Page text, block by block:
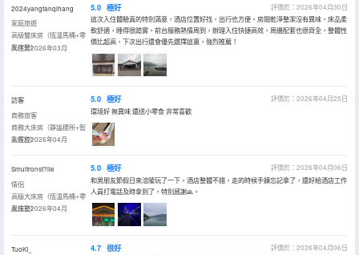
2024yangfanqihang
家庭旅遊
高級雙床房（恆温馬桶+零
壓床墊）
入住於2026年03月
5.0 極好
評價於：2026年04月30日
這次入住體驗真的特別滿意，酒店位置好找，出行也方便。房間乾淨整潔沒有異味，床品柔
軟舒適，睡得很踏實。前台服務熱情周到，辦理入住快捷高效，周邊配套也很齊全，整體性
價比超高，下次出行還會優先選擇這裏，強烈推薦！
訪客
商務旅客
商務大床房（靜謐棲所+智
能客控）
入住於2026年04月
5.0 極好
評價於：2026年04月25日
環境好 無異味 還送小零食 非常喜歡
Smultronst?lle
情侶
高級大床房（恆温馬桶+零
壓床墊）
入住於2026年04月
5.0 極好
評價於：2026年04月06日
和男朋友節假日來涪陵玩了一下，酒店整體不錯，走的時候手鍊忘記拿了，還好給酒店工作
人員打電話及時拿到了，特別感謝🙏。
TuoKI_
4.7 很好
評價於：2026年04月06日